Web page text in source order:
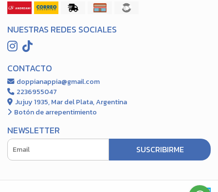
NUESTRAS REDES SOCIALES
CONTACTO
doppianappia@gmail.com
2236955047
Jujuy 1935, Mar del Plata, Argentina
Botón de arrepentimiento
NEWSLETTER
SUSCRIBIRME